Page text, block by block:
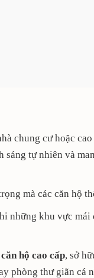
chung cư hoặc
tự nhiên và
mà các căn hộ
những khu vực mái
căn hộ cao cấp, sở
phòng thư giãn cá